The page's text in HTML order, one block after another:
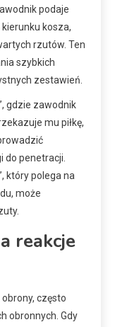
podaje
kosza,
rzutów. Ten
szybkich
zestawień.
gdzie zawodnik
mu piłkę,
do penetracji.
który polega na
może
reakcje
obrony, często
obronnych. Gdy